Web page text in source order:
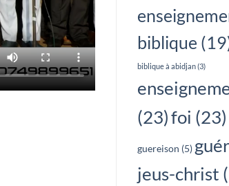
biblique
biblique à abidjan(3)
(23)foi (23)
guereison (5)
jeus-christ